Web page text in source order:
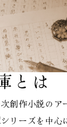
とは
創作小説のア
リーズを中心